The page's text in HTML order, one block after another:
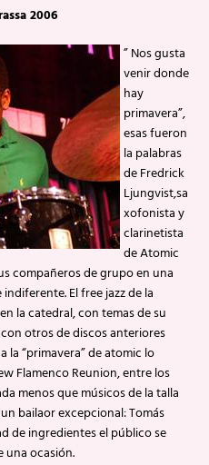
2006
” Nos gusta
venir donde
hay
primavera”,
esas fueron
la palabras
de Fredrick
Ljungvist,sa
xofonista y
clarinetista
de Atomic
compañeros de grupo en una
El free jazz de la
la catedral, con temas de su
otros de discos anteriores
la “primavera” de atomic lo
Flamenco Reunion, entre los
menos que músicos de la talla
bailaor excepcional: Tomás
de ingredientes el público se
una ocasión.